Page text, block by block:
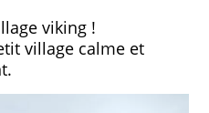
viking !
village calme et